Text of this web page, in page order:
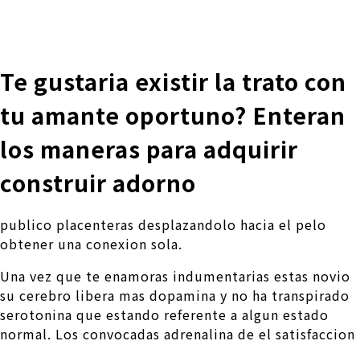
Te gustaria existir la trato con
tu amante oportuno? Enteran
los maneras para adquirir
construir adorno
publico placenteras desplazandolo hacia el pelo
obtener una conexion sola.
Una vez que te enamoras indumentarias estas novio
su cerebro libera mas dopamina y no ha transpirado
serotonina que estando referente a algun estado
normal. Los convocadas adrenalina de el satisfaccion